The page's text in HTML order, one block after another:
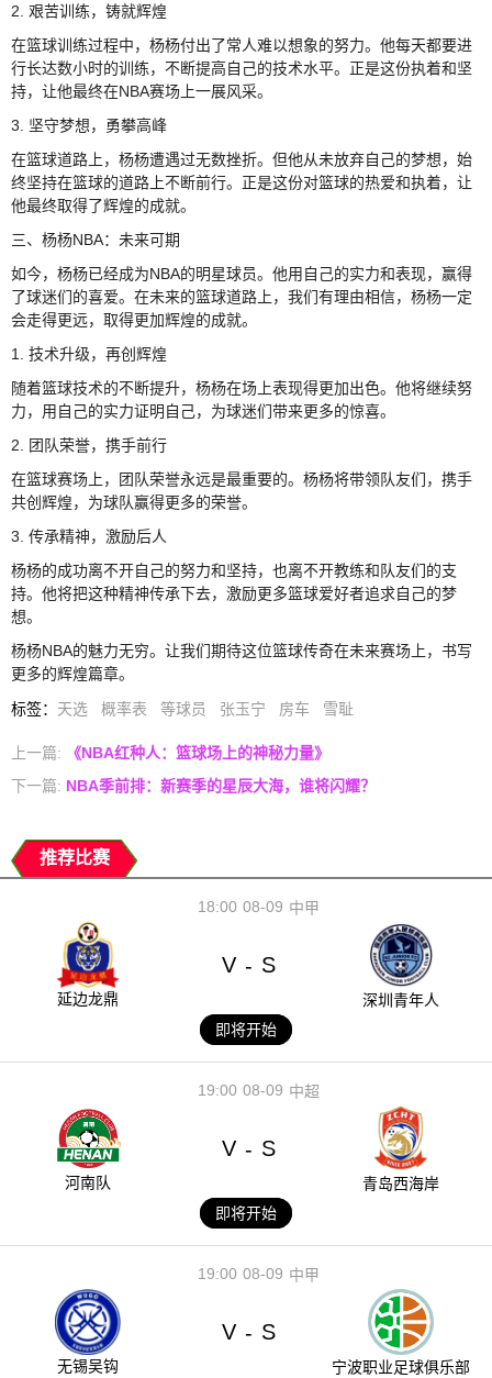
2. 艰苦训练，铸就辉煌
在篮球训练过程中，杨杨付出了常人难以想象的努力。他每天都要进
行长达数小时的训练，不断提高自己的技术水平。正是这份执着和坚
持，让他最终在NBA赛场上一展风采。
3. 坚守梦想，勇攀高峰
在篮球道路上，杨杨遭遇过无数挫折。但他从未放弃自己的梦想，始
终坚持在篮球的道路上不断前行。正是这份对篮球的热爱和执着，让
他最终取得了辉煌的成就。
三、杨杨NBA：未来可期
如今，杨杨已经成为NBA的明星球员。他用自己的实力和表现，赢得
了球迷们的喜爱。在未来的篮球道路上，我们有理由相信，杨杨一定
会走得更远，取得更加辉煌的成就。
1. 技术升级，再创辉煌
随着篮球技术的不断提升，杨杨在场上表现得更加出色。他将继续努
力，用自己的实力证明自己，为球迷们带来更多的惊喜。
2. 团队荣誉，携手前行
在篮球赛场上，团队荣誉永远是最重要的。杨杨将带领队友们，携手
共创辉煌，为球队赢得更多的荣誉。
3. 传承精神，激励后人
杨杨的成功离不开自己的努力和坚持，也离不开教练和队友们的支
持。他将把这种精神传承下去，激励更多篮球爱好者追求自己的梦
想。
杨杨NBA的魅力无穷。让我们期待这位篮球传奇在未来赛场上，书写
更多的辉煌篇章。
标签： 天选 概率表 等球员 张玉宁 房车 雪耻
上一篇: 《NBA红种人：篮球场上的神秘力量》
下一篇: NBA季前排：新赛季的星辰大海，谁将闪耀？
推荐比赛
08-09
18:00 中甲
延边龙鼎
V - S
深圳青年人
即将开始
08-09
19:00 中超
河南队
V - S
青岛西海岸
即将开始
08-09
19:00 中甲
无锡吴钩
V - S
宁波职业足球俱乐部